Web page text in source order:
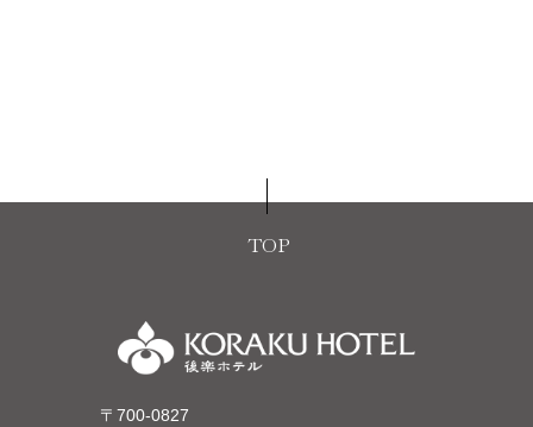
TOP
〒700-0827